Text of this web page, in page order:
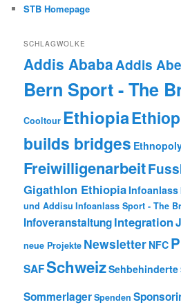
STB Homepage
SCHLAGWOLKE
Addis AbabaAddis
Bern Sport - The
Cooltour Ethiopia
builds bridges
Freiwilligenarbeit
Gigathlon EthiopiaInfoanlass
und Addisu Infoanlass Sport - The
InfoveranstaltungIntegration
neue Projekte Newsletter NFC
SAFSchweizSehbehinderte
SommerlagerSpenden